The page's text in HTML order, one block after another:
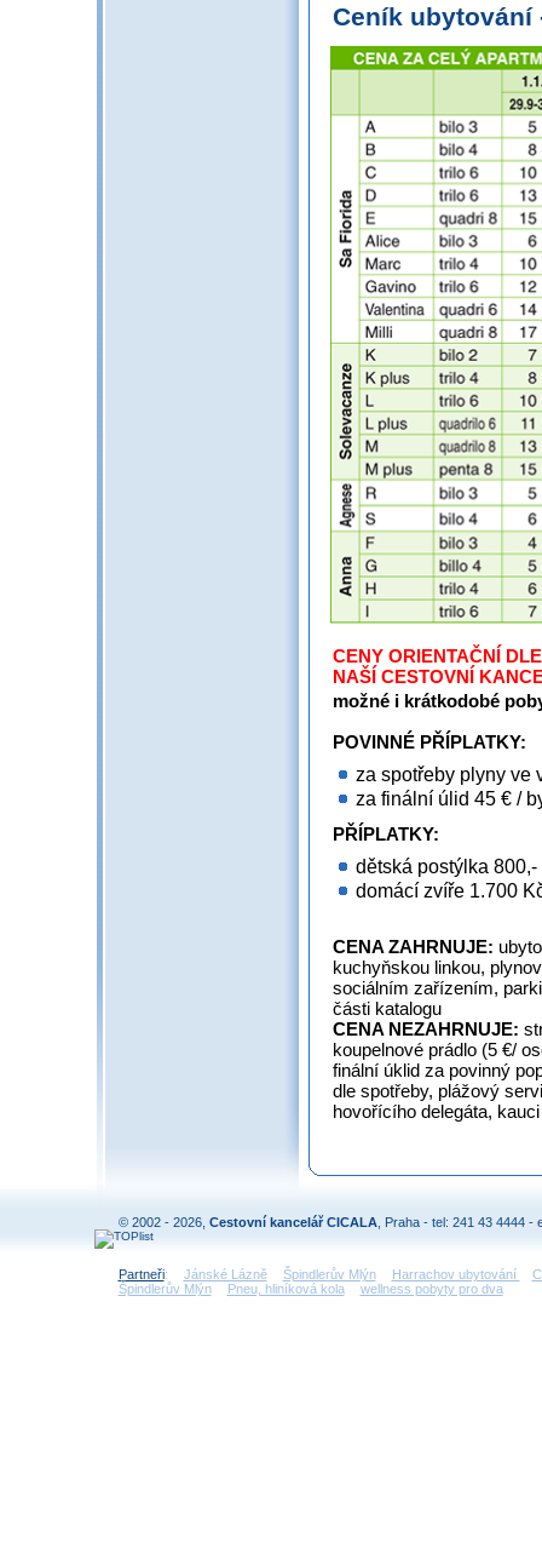
Ceník
CENY ORIENTAČNÍ
NAŠÍ CESTOVNÍ
možné i krátkodobé
POVINNÉ PŘÍPLATKY:
za spotřeby plyny ve
­za finální úlid 45 € /
PŘÍPLATKY:
dětská postýlka 800,-
­domácí zvíře 1.700
CENA ZAHRNUJE:
kuchyňskou linkou,
sociálním zařízením,
části katalogu
CENA NEZAHRNUJE:
koupelnové prádlo (5 €/
finální úklid za povinný
dle spotřeby, plážový
hovořícího delegáta,
© 2002 - 2026, Cestovní kancelář CICALA , Praha - tel: 241 43 4444 -
Partneři: Jánské Lázně Špindlerův Mlýn Harrachov ubytování
Špindlerův Mlýn
Pneu, hliníková kola wellness pobyty pro dva